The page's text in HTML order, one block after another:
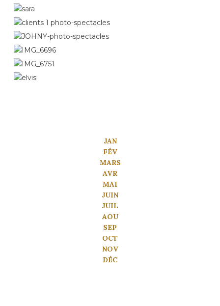
JAN
FÉV
MARS
AVR
MAI
JUIN
JUIL
AOU
SEP
OCT
NOV
DÉC